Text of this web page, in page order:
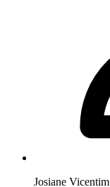
Josiane Vicentim